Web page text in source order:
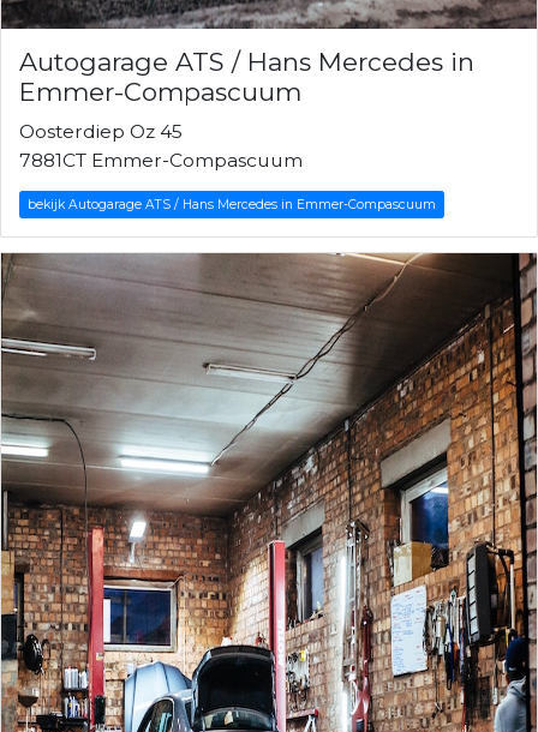
Autogarage ATS / Hans Mercedes in
Emmer-Compascuum
Oosterdiep Oz 45
7881CT Emmer-Compascuum
bekijk Autogarage ATS / Hans Mercedes in Emmer-Compascuum